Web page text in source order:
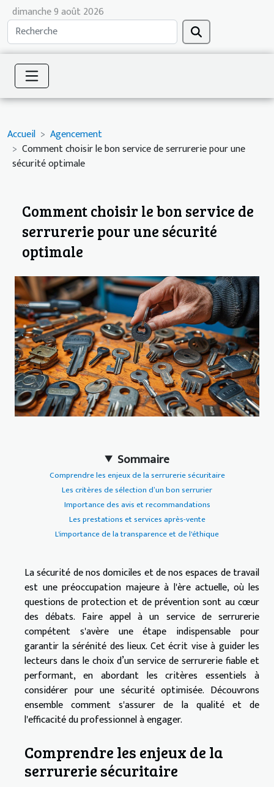
dimanche 9 août 2026
Accueil
Agencement
Comment choisir le bon service de serrurerie pour une
sécurité optimale
Comment choisir le bon service de
serrurerie pour une sécurité
optimale
Sommaire
Comprendre les enjeux de la serrurerie sécuritaire
Les critères de sélection d’un bon serrurier
Importance des avis et recommandations
Les prestations et services après-vente
L'importance de la transparence et de l'éthique
La sécurité de nos domiciles et de nos espaces de travail
est une préoccupation majeure à l'ère actuelle, où les
questions de protection et de prévention sont au cœur
des débats. Faire appel à un service de serrurerie
compétent s'avère une étape indispensable pour
garantir la sérénité des lieux. Cet écrit vise à guider les
lecteurs dans le choix d’un service de serrurerie fiable et
performant, en abordant les critères essentiels à
considérer pour une sécurité optimisée. Découvrons
ensemble comment s'assurer de la qualité et de
l'efficacité du professionnel à engager.
Comprendre les enjeux de la
serrurerie sécuritaire